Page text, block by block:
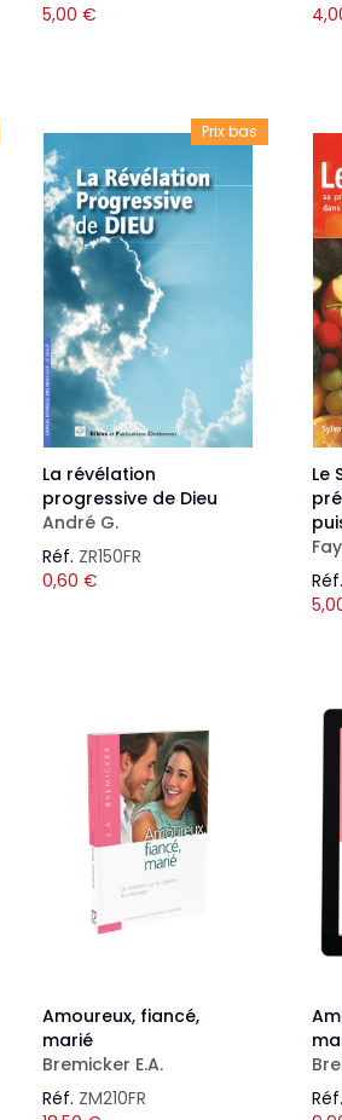
5,00 €
Prix bas
La révélation
progressive de Dieu
André G.
Réf. ZR150FR
0,60 €
Le
Réf.
Amoureux, fiancé,
marié
Bremicker E.A.
Réf. ZM210FR
Réf.